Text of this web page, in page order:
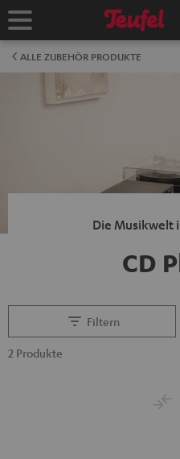
Startseite
ALLE ZUBEHÖR PRODUKTE
Die Musikwelt
CD
Filtern
2 Produkte